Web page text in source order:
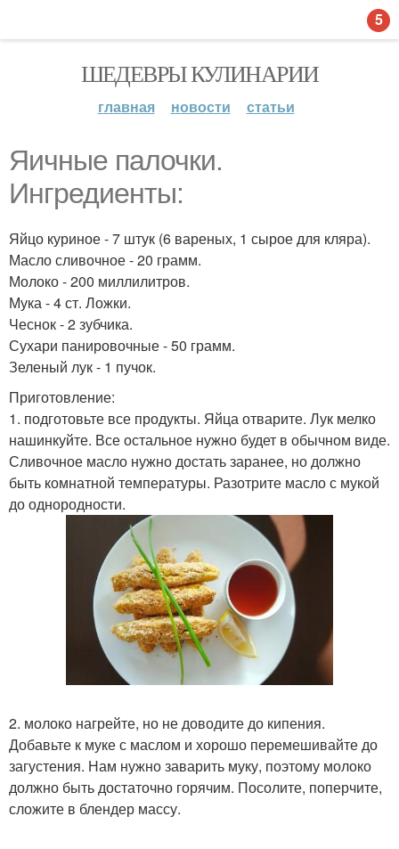
ШЕДЕВРЫ КУЛИНАРИИ
главная новости статьи
Яичные палочки.
Ингредиенты:
Яйцо куриное - 7 штук (6 вареных, 1 сырое для кляра).
Масло сливочное - 20 грамм.
Молоко - 200 миллилитров.
Мука - 4 ст. Ложки.
Чеснок - 2 зубчика.
Сухари панировочные - 50 грамм.
Зеленый лук - 1 пучок.
Приготовление:
1. подготовьте все продукты. Яйца отварите. Лук мелко
нашинкуйте. Все остальное нужно будет в обычном виде.
Сливочное масло нужно достать заранее, но должно
быть комнатной температуры. Разотрите масло с мукой
до однородности.
2. молоко нагрейте, но не доводите до кипения.
Добавьте к муке с маслом и хорошо перемешивайте до
загустения. Нам нужно заварить муку, поэтому молоко
должно быть достаточно горячим. Посолите, поперчите,
сложите в блендер массу.
5